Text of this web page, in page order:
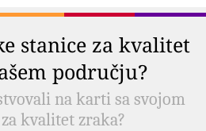
stanice za kvalitet
području?
na karti sa svojom
kvalitet zraka?